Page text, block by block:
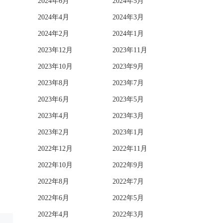
2024年4月 2024年3月
2024年2月 2024年1月
2023年12月 2023年11月
2023年10月 2023年9月
2023年8月 2023年7月
2023年6月 2023年5月
2023年4月 2023年3月
2023年2月 2023年1月
2022年12月 2022年11月
2022年10月 2022年9月
2022年8月 2022年7月
2022年6月 2022年5月
2022年4月 2022年3月